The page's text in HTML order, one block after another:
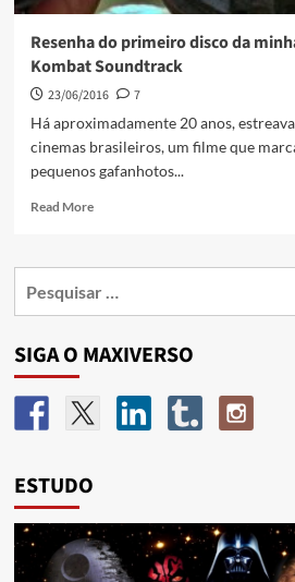
Resenha do primeiro disco da
Kombat Soundtrack
23/06/2016
7
Há aproximadamente 20 anos,
cinemas brasileiros, um filme que
pequenos gafanhotos...
Read More
SIGA O MAXIVERSO
ESTUDO